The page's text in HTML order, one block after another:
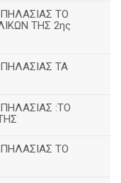
ΤΟ
ΤΗΣ 2ης
ΤΑ
:ΤΟ
ΤΟ